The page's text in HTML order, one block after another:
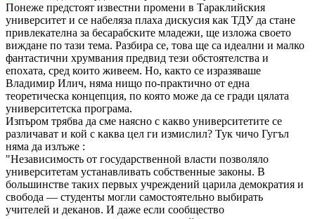
Понеже предстоят известни промени в Тараклийския
университет и се набеляза плаха дискусия как ТДУ да стане
привлекателна за бесарабските младежи, ще изложа своето
виждане по тази тема. Разбира се, това ще са идеални и малко
фантастични хрумвания предвид тези обстоятелства и
епохата, сред които живеем. Но, както се изразяваше
Владимир Илич, няма нищо по-практично от една
теоретическа концепция, по която може да се гради цялата
университетска програма.
Изпъром трябва да сме наясно с какво университетите се
различават и кой с каква цел ги измислил? Тук чичо Гугъл
няма да излъже :
"Независимость от государственной власти позволяло
университетам устанавливать собственные законы. В
большинстве таких первых учреждений царила демократия и
свобода — студенты могли самостоятельно выбирать
учителей и деканов. И даже если сообщество